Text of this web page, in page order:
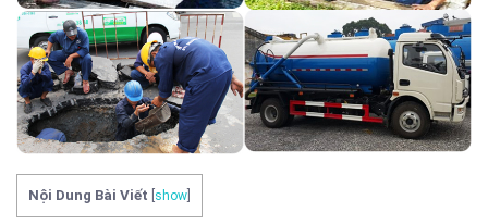
Nội Dung Bài Viết show